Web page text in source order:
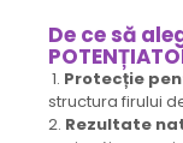
De ce să
1. Protecție
structura firului
2. Rezultate